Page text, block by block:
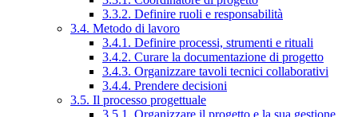
3.3.2. Definire ruoli e responsabilità
3.4. Metodo di lavoro
3.4.1. Definire processi, strumenti e rituali
3.4.2. Curare la documentazione di progetto
3.4.3. Organizzare tavoli tecnici collaborativi
3.4.4. Prendere decisioni
3.5. Il processo progettuale
3.5.1. Organizzare il progetto e la sua gestione